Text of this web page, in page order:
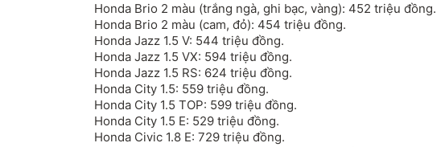
Honda Brio 2 màu (trắng ngà, ghi bạc, vàng): 452 triệu đồng.
Honda Brio 2 màu (cam, đỏ): 454 triệu đồng.
Honda Jazz 1.5 V: 544 triệu đồng.
Honda Jazz 1.5 VX: 594 triệu đồng.
Honda Jazz 1.5 RS: 624 triệu đồng.
Honda City 1.5: 559 triệu đồng.
Honda City 1.5 TOP: 599 triệu đồng.
Honda City 1.5 E: 529 triệu đồng.
Honda Civic 1.8 E: 729 triệu đồng.